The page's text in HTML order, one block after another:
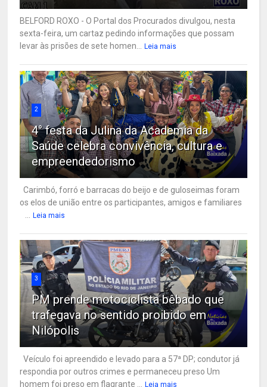
BELFORD ROXO - O Portal dos Procurados divulgou, nesta
sexta-feira, um cartaz pedindo informações que possam
levar às prisões de sete homen...
Leia mais
2
4° festa da Julina da Academia da
Saúde celebra convivência, cultura e
empreendedorismo
Carimbó, forró e barracas do beijo e de guloseimas foram
os elos de união entre os participantes, amigos e familiares
Leia mais
3
PM prende motociclista bêbado que
trafegava no sentido proibido em
Nilópolis
Veículo foi apreendido e levado para a 57ª DP; condutor já
respondia por outros crimes e permaneceu preso Um
homem foi preso em flagrante ...
Leia mais